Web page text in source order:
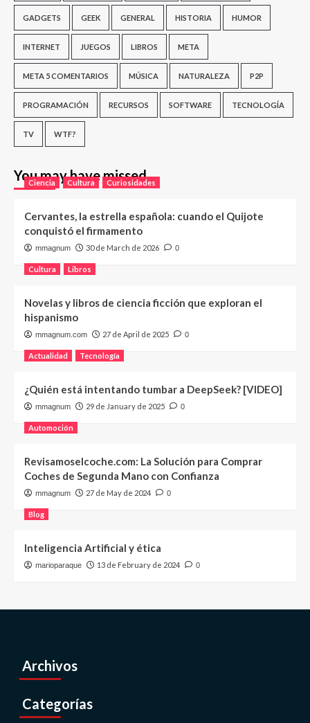
GADGETS GEEK GENERAL HISTORIA HUMOR
INTERNET JUEGOS LIBROS META
META 5 COMENTARIOS MÚSICA NATURALEZA P2P
PROGRAMACIÓN RECURSOS SOFTWARE TECNOLOGÍA
TV WTF?
You may have missed
Ciencia Cultura Curiosidades
Cervantes, la estrella española: cuando el Quijote
conquistó el firmamento
mmagnum 30 de March de 2026 0
Cultura Libros
Novelas y libros de ciencia ficción que exploran el
hispanismo
mmagnum.com 27 de April de 2025 0
Actualidad Tecnología
¿Quién está intentando tumbar a DeepSeek? [VIDEO]
mmagnum 29 de January de 2025 0
Automoción
Revisamoselcoche.com: La Solución para Comprar
Coches de Segunda Mano con Confianza
mmagnum 27 de May de 2024 0
Blog
Inteligencia Artificial y ética
marioparaque 13 de February de 2024 0
Archivos
Categorías